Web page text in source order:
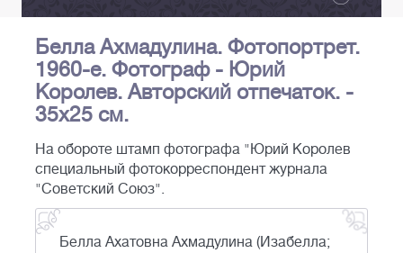
Белла Ахмадулина. Фотопортрет.
1960-е. Фотограф - Юрий
Королев. Авторский отпечаток. -
35х25 см.
На обороте штамп фотографа "Юрий Королев
специальный фотокорреспондент журнала
"Советский Союз".
Белла Ахатовна Ахмадулина (Изабелла;